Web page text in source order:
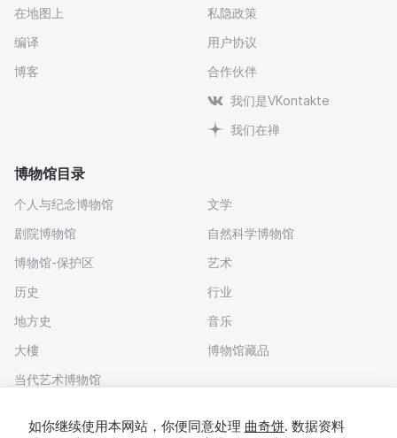
在地图上
编译
博客
私隐政策
用户协议
合作伙伴
我们是VKontakte
我们在禅
博物馆目录
个人与纪念博物馆
剧院博物馆
博物馆-保护区
历史
地方史
大樓
当代艺术博物馆
文学
自然科学博物馆
艺术
行业
音乐
博物馆藏品
如你继续使用本网站，你便同意处理 曲奇饼. 数据资料